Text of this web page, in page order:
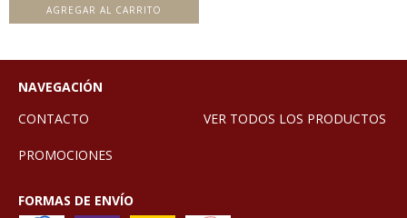
AGREGAR AL CARRITO
NAVEGACIÓN
CONTACTO
VER TODOS LOS PRODUCTOS
PROMOCIONES
FORMAS DE ENVÍO